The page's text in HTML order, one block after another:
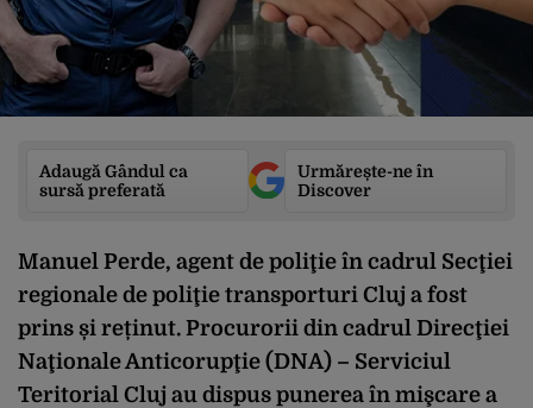
Adaugă Gândul ca
sursă preferată
Urmărește-ne în
Discover
Manuel Perde, agent de poliţie în cadrul Secţiei
regionale de poliţie transporturi Cluj a fost
prins și reținut. Procurorii din cadrul Direcţiei
Naţionale Anticorupţie (DNA) – Serviciul
Teritorial Cluj au dispus punerea în mişcare a